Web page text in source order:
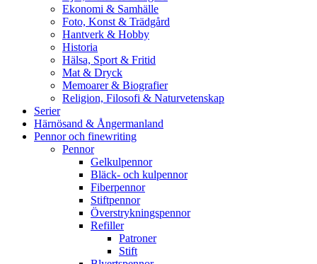
Ekonomi & Samhälle
Foto, Konst & Trädgård
Hantverk & Hobby
Historia
Hälsa, Sport & Fritid
Mat & Dryck
Memoarer & Biografier
Religion, Filosofi & Naturvetenskap
Serier
Härnösand & Ångermanland
Pennor och finewriting
Pennor
Gelkulpennor
Bläck- och kulpennor
Fiberpennor
Stiftpennor
Överstrykningspennor
Refiller
Patroner
Stift